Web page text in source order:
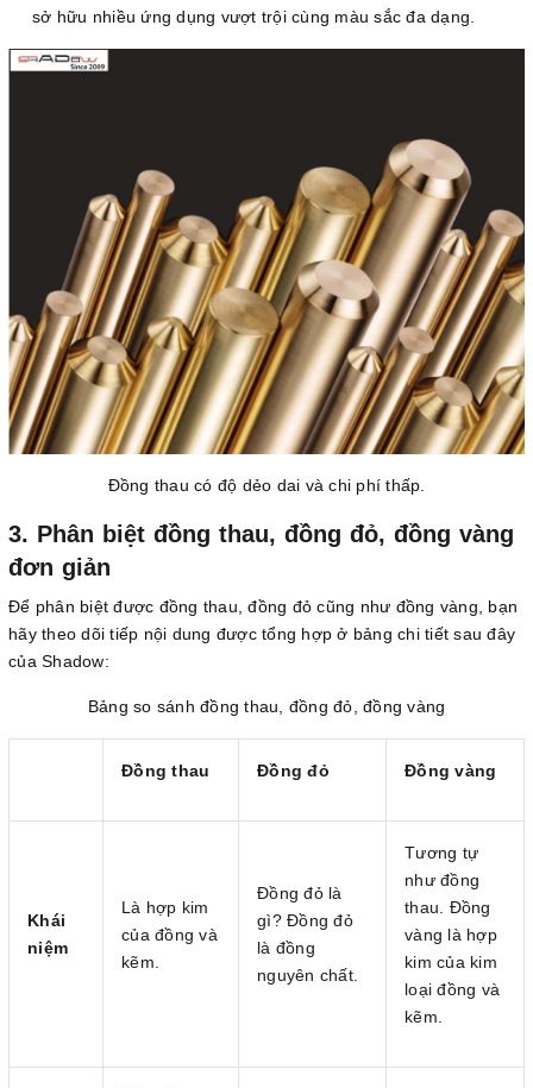
sở hữu nhiều ứng dụng vượt trội cùng màu sắc đa dạng.
Đồng thau có độ dẻo dai và chi phí thấp.
3. Phân biệt đồng thau, đồng đỏ, đồng vàng
đơn giản
Để phân biệt được đồng thau, đồng đỏ cũng như đồng vàng, bạn
hãy theo dõi tiếp nội dung được tổng hợp ở bảng chi tiết sau đây
của Shadow:
Bảng so sánh đồng thau, đồng đỏ, đồng vàng
Đồng thau Đồng đỏ Đồng vàng
Khái
niệm
Là hợp kim
của đồng và
kẽm.
Đồng đỏ là
gì? Đồng đỏ
là đồng
nguyên chất.
Tương tự
như đồng
thau. Đồng
vàng là hợp
kim của kim
loại đồng và
kẽm.